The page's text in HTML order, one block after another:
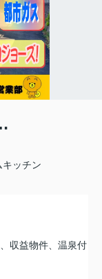
ッチン
収益物件、温泉付